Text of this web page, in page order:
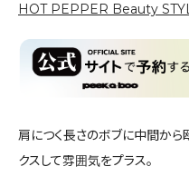
HOT PEPPER Beauty
肩につく長さのボブに中間から
クスして雰囲気をプラス。